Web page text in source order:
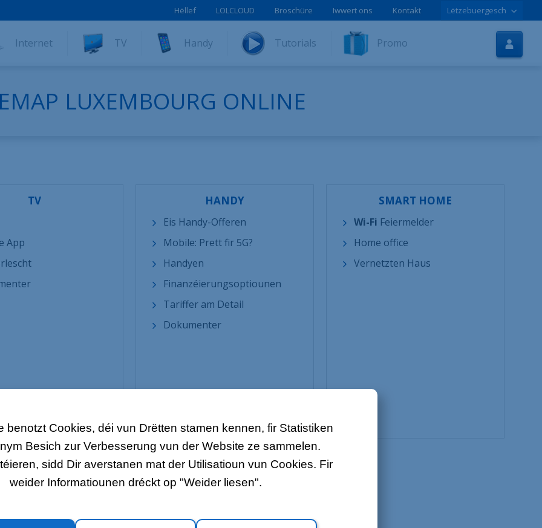
Startsäit
Internet
Broschür
benotzt Cookies, déi vun Drëtten stamen kennen, fir Statistiken
Besich zur Verbesserung vun der Website ze sammelen.
sidd Dir averstanen mat der Utilisatioun vun Cookies. Fir
weider Informatiounen dréckt op "Weider liesen".
Hëllef LOLCLOUD Broschüre Iwwert ons Kontakt Lëtzebuergesch
Internet TV Handy Tutorials Promo
LUXEMBOURG ONLINE
TV
App
HANDY
Eis Handy-Offeren
Mobile: Prett fir 5G?
Handyen
Finanzéierungsoptiounen
Tariffer am Detail
Dokumenter
SMART HOME
Wi-Fi Feiermelder
Home office
Vernetzten Haus
EIS ANER SITEN
Business Säit